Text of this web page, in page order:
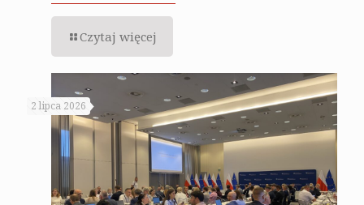
Czytaj więcej
2 lipca 2026